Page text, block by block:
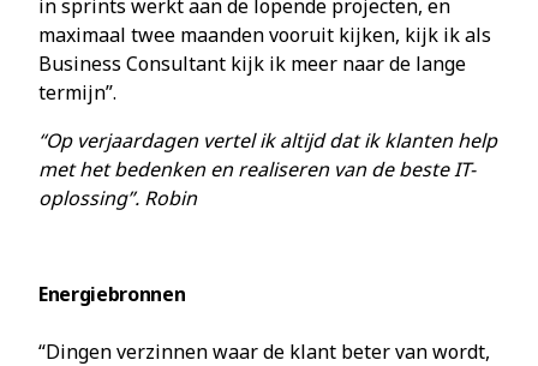
in sprints werkt aan de lopende projecten, en
maximaal twee maanden vooruit kijken, kijk ik als
Business Consultant kijk ik meer naar de lange
termijn”.
“Op verjaardagen vertel ik altijd dat ik klanten help
met het bedenken en realiseren van de beste IT-
oplossing”. Robin
Energiebronnen
“Dingen verzinnen waar de klant beter van wordt,